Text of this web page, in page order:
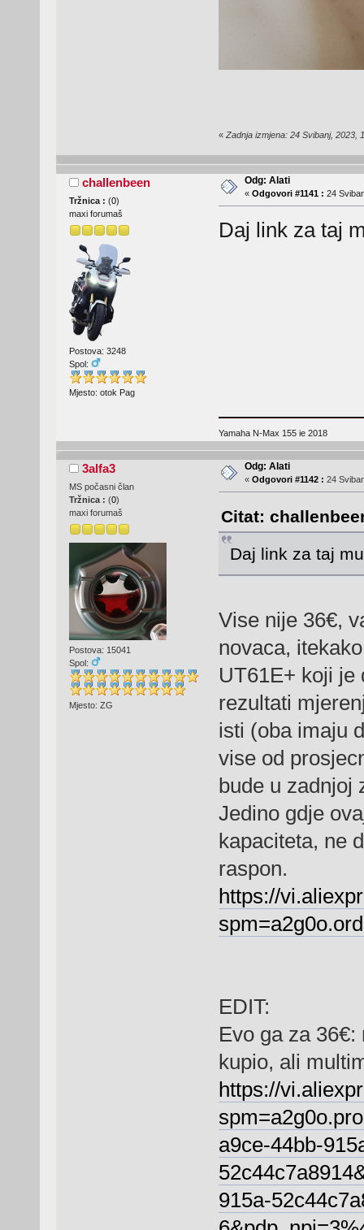
« Zadnja izmjena: 24 Svibanj, 2023,
challenbeen
Tržnica : (0)
maxi forumaš
Postova: 3248
Spol:
Mjesto: otok Pag
Odg: Alati
« Odgovori #1141 : 24
Daj link za taj
Yamaha N-Max 155 ie 2018
3alfa3
MS počasni član
Tržnica : (0)
maxi forumaš
Postova: 15041
Spol:
Mjesto: ZG
Odg: Alati
« Odgovori #1142 : 24
Citat:
Daj link za taj
Vise nije 36€,
novaca,
UT61E+ koji
rezultati
isti (oba imaju
vise od
bude u zadnjoj
Jedino gdje
kapaciteta, ne
raspon.
https://
EDIT:
Evo ga za
kupio, ali
https://
a9ce-44bb-
915a-